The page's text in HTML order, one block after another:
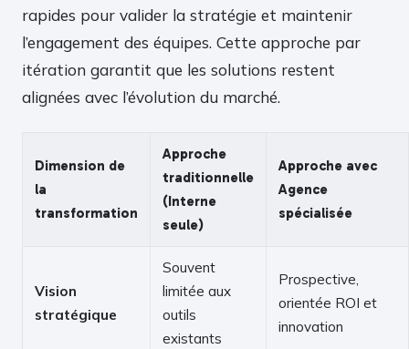
rapides pour valider la stratégie et maintenir
l’engagement des équipes. Cette approche par
itération garantit que les solutions restent
alignées avec l’évolution du marché.
Dimension de
la
transformation
Approche
traditionnelle
(Interne
seule)
Approche avec
Agence
spécialisée
Vision
stratégique
Souvent
limitée aux
outils
existants
Prospective,
orientée ROI et
innovation